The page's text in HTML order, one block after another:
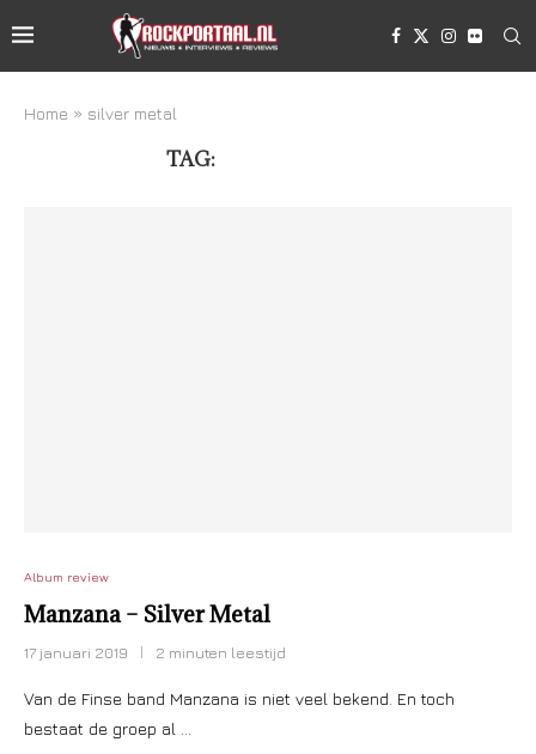
Home » silver metal
TAG:
Album review
Manzana – Silver Metal
17 januari 2019 2 minuten leestijd
Van de Finse band Manzana is niet veel bekend. En toch
bestaat de groep al …